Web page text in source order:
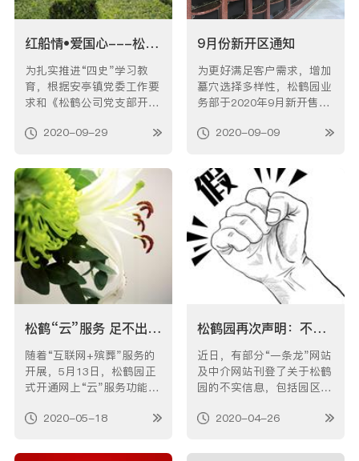
红船情•爱国心---松鹤党支部“学四史、迎国庆”主题党日活动
为扎实推进“四史”学习教
育，根据安亭镇党委工作要
求和《松鹤公司党支部开
案》具体要求，在新中国成
于9月28日组织全体党员开
展“我们的节日—‘红船情•
爱国心’”为主题的“学四
史、迎国庆”主题党日活
动。进一步从严…
2020-09-29
9月份新开区通知
为更好满足客户需求，增加
墓穴选择多样性，松鹤园业
务部于2020年9月新开售多
园怡南5区 怡南5区坐落于
区。单穴售价43800元至48
800元，面积0.1㎡；双穴售
价53800元至58800元，面
积0.2㎡。 该区甄选优质天
然…
2020-09-09
松鹤“云”服务 足不出户开启您的思念之旅
随着“互联网+殡葬”服务的
开展，5月13日，松鹤园正
式开通网上“云”服务功能，
线办理代客祭扫、代客描
方便了客户，也简化了办理
2020-05-18
松鹤园再次声明：不曾与“一条龙”、中介等服务机构进行合作
近日，有部分“一条龙”网站
及中介网站刊登了关于松鹤
园的不实信息，包括园区占
价等都与实际情况不符，甚
误导消费者。在此，松鹤园
2020-04-26